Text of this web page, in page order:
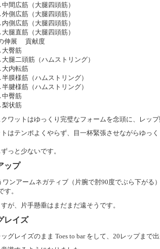
間広筋（大腿四頭筋）
側広筋（大腿四頭筋）
側広筋（大腿四頭筋）
腿直筋（大腿四頭筋）
伸展  貢献度
臀筋
腿二頭筋（ハムストリング）
内転筋
膜様筋（ハムストリング）
腱様筋（ハムストリング）
臀筋
ワットはゆっくり完璧なフォームを念頭に、レッ
はテンポよくやらず、目一杯緊張させながらゆっ
っと少ないです。
ップ
ワンアームネガティブ（片腕で肘90度でぶら下がる
す。
が、片手懸垂はまだまだ遠そうです。
レイズ
グレイズのまま Toes to bar をして、20レップまで